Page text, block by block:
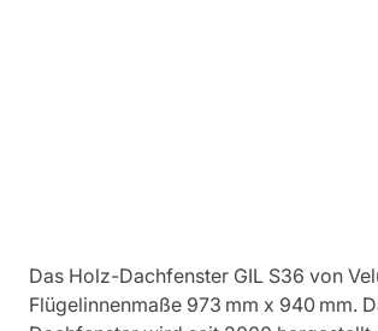
Das Holz-Dachfenster GIL S36 von
Flügelinnenmaße 973 mm x 940 mm.